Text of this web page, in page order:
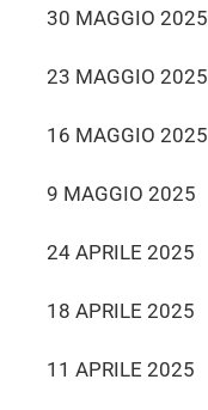
30 MAGGIO 2025
23 MAGGIO 2025
16 MAGGIO 2025
9 MAGGIO 2025
24 APRILE 2025
18 APRILE 2025
11 APRILE 2025